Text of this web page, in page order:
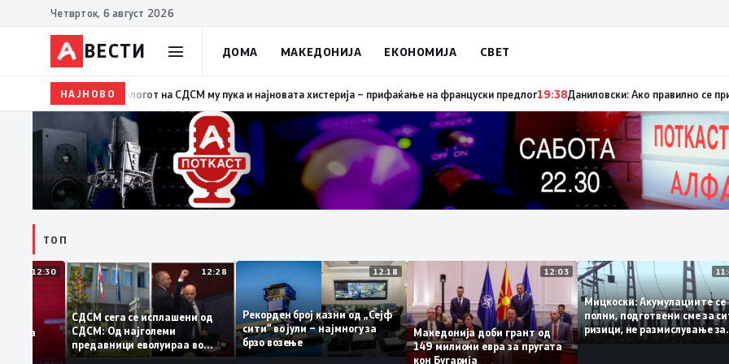
Четврток, 6 август 2026
ВЕСТИ ДОМА МАКЕДОНИЈА ЕКОНОМИЈА СВЕТ
НАЈНОВО19:39ВМРО-ДПМНЕ: Како што му пукна меурот од сапуница „мигранти за пари“, така на талогот на СДСМ му пука и
ТОП
12:30
на
12:28
СДСМ сега се исплашени од
СДСМ: Од најголеми
предавници еволуираа во
најголеми патриоти
12:18
Рекорден број казни од „Сејф
сити“ во јули – најмногу за
брзо возење
12:03
Македонија доби грант од
149 милиони евра за пругата
кон Бугарија
Мицкоски:
полни, подготвени сме
ризици, не
поскапување на струјата